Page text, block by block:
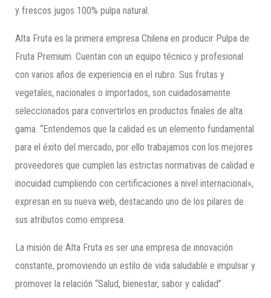
y frescos jugos 100% pulpa natural.
Alta Fruta es la primera empresa Chilena en producir Pulpa de
Fruta Premium. Cuentan con un equipo técnico y profesional
con varios años de experiencia en el rubro. Sus frutas y
vegetales, nacionales o importados, son cuidadosamente
seleccionados para convertirlos en productos finales de alta
gama. “Entendemos que la calidad es un elemento fundamental
para el éxito del mercado, por ello trabajamos con los mejores
proveedores que cumplen las estrictas normativas de calidad e
inocuidad cumpliendo con certificaciones a nivel internacional»,
expresan en su nueva web, destacando uno de los pilares de
sus atributos como empresa.
La misión de Alta Fruta es ser una empresa de innovación
constante, promoviendo un estilo de vida saludable e impulsar y
promover la relación “Salud, bienestar, sabor y calidad”.